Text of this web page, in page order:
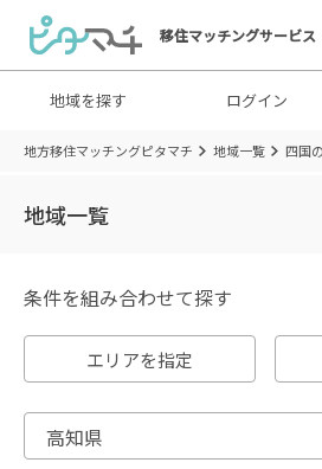
移住マッチングサービス
地域を探す ログイン
地方移住マッチングピタマチ 地域一覧 四国
地域一覧
条件を組み合わせて探す
エリアを指定